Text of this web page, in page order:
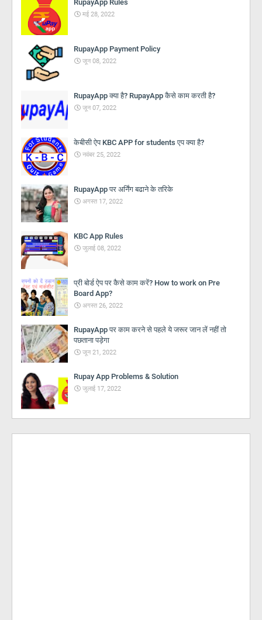
RupayApp Rules
मई 28, 2022
RupayApp Payment Policy
जून 08, 2022
RupayApp क्या है? RupayApp कैसे काम करती है?
जून 07, 2022
केबीसी ऐप KBC APP for students एप क्या है?
नवंबर 25, 2022
RupayApp पर अर्निंग बढाने के तरिके
अगस्त 17, 2022
KBC App Rules
जुलाई 08, 2022
प्री बोर्ड ऐप पर कैसे काम करें? How to work on Pre
Board App?
अगस्त 26, 2022
RupayApp पर काम करने से पहले ये जरूर जान लें नहीं तो
पछताना पड़ेगा
जून 21, 2022
Rupay App Problems & Solution
जुलाई 17, 2022